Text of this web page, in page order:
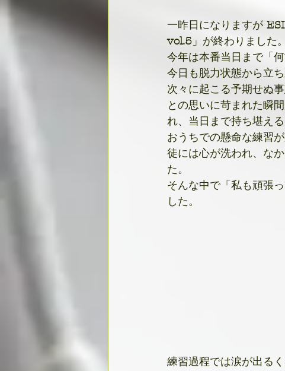
一昨日になりますが
vol.5 」が終わりました。
今年は本番当日まで「
今日も脱力状態から立
次々に起こる予期せぬ
との思いに苛まれた瞬
れ、当日まで持ち堪え
おうちでの懸命な練習
徒には心が洗われ、な
た。
そんな中で「私も頑張
した。
練習過程では涙が出る